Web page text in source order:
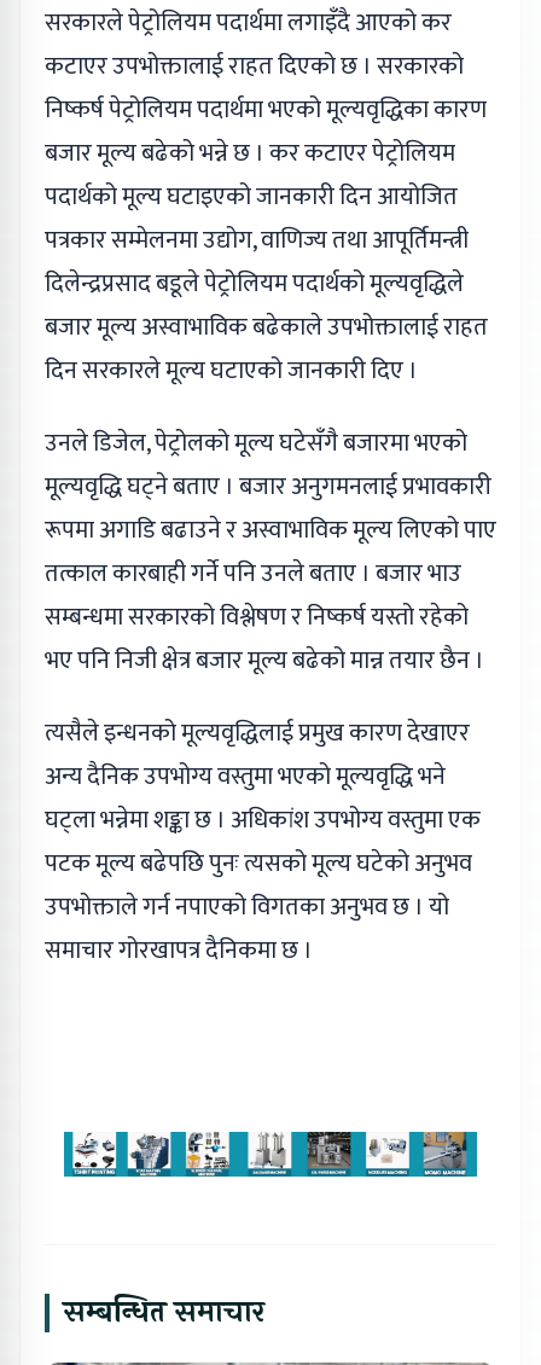
सरकारले पेट्रोलियम पदार्थमा लगाइँदै आएको कर
कटाएर उपभोक्तालाई राहत दिएको छ । सरकारको
निष्कर्ष पेट्रोलियम पदार्थमा भएको मूल्यवृद्धिका कारण
बजार मूल्य बढेको भन्ने छ । कर कटाएर पेट्रोलियम
पदार्थको मूल्य घटाइएको जानकारी दिन आयोजित
पत्रकार सम्मेलनमा उद्योग, वाणिज्य तथा आपूर्तिमन्त्री
दिलेन्द्रप्रसाद बडूले पेट्रोलियम पदार्थको मूल्यवृद्धिले
बजार मूल्य अस्वाभाविक बढेकाले उपभोक्तालाई राहत
दिन सरकारले मूल्य घटाएको जानकारी दिए ।
उनले डिजेल, पेट्रोलको मूल्य घटेसँगै बजारमा भएको
मूल्यवृद्धि घट्ने बताए । बजार अनुगमनलाई प्रभावकारी
रूपमा अगाडि बढाउने र अस्वाभाविक मूल्य लिएको पाए
तत्काल कारबाही गर्ने पनि उनले बताए । बजार भाउ
सम्बन्धमा सरकारको विश्लेषण र निष्कर्ष यस्तो रहेको
भए पनि निजी क्षेत्र बजार मूल्य बढेको मान्न तयार छैन ।
त्यसैले इन्धनको मूल्यवृद्धिलाई प्रमुख कारण देखाएर
अन्य दैनिक उपभोग्य वस्तुमा भएको मूल्यवृद्धि भने
घट्ला भन्नेमा शङ्का छ । अधिकांश उपभोग्य वस्तुमा एक
पटक मूल्य बढेपछि पुनः त्यसको मूल्य घटेको अनुभव
उपभोक्ताले गर्न नपाएको विगतका अनुभव छ । यो
समाचार गोरखापत्र दैनिकमा छ ।
सम्बन्धित समाचार